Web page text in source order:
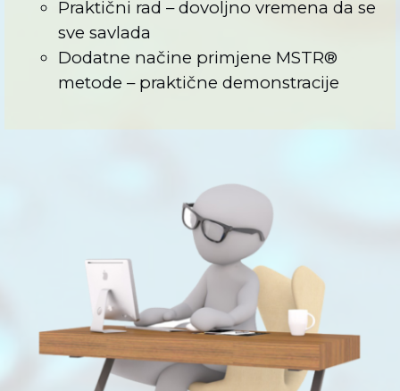
Praktični rad – dovoljno vremena da se
sve savlada
Dodatne načine primjene MSTR®
metode – praktične demonstracije